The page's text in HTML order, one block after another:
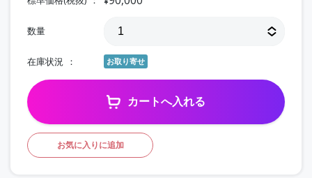
数量
在庫状況 お取り寄せ
カートへ入れる
お気に入りに追加